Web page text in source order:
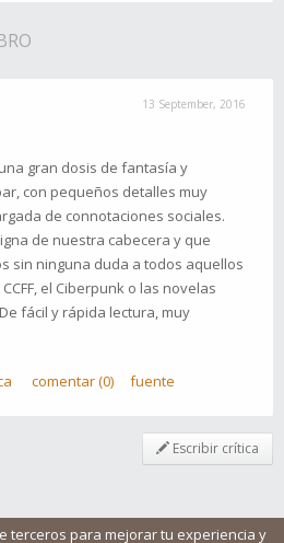
terceros para mejorar tu experiencia y
13 September, 2016
gran dosis de fantasía y
con pequeños detalles muy
de connotaciones sociales.
de nuestra cabecera y que
sin ninguna duda a todos aquellos
el Ciberpunk o las novelas
fácil y rápida lectura, muy
comentar (0) fuente
Escribir crítica